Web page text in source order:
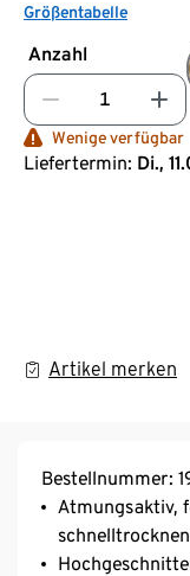
Größentabelle
Anzahl
Wenige verfügbar
Liefertermin: Di.,
Artikel merken
Bestellnummer:
Atmungsaktiv,